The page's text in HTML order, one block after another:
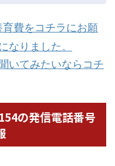
費をコチラにお願
なりました。
いてみたいならコチ
の発信電話番号